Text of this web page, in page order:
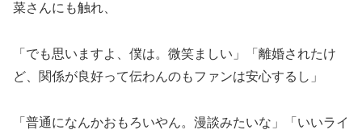
菜さんにも触れ、
「でも思いますよ、僕は。微笑ましい」「離婚されたけ
ど、関係が良好って伝わんのもファンは安心するし」
「普通になんかおもろいやん。漫談みたいな」「いいライ